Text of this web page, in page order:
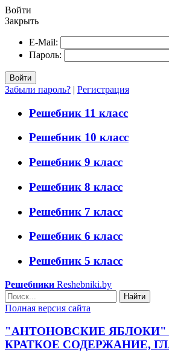
Войти
Закрыть
E-Mail:
Пароль:
Войти
Забыли пароль? | Регистрация
Решебник 11 класс
Решебник 10 класс
Решебник 9 класс
Решебник 8 класс
Решебник 7 класс
Решебник 6 класс
Решебник 5 класс
Решебники Reshebniki.by
Найти
Полная версия сайта
"АНТОНОВСКИЕ ЯБЛОКИ"
КРАТКОЕ СОДЕРЖАНИЕ,